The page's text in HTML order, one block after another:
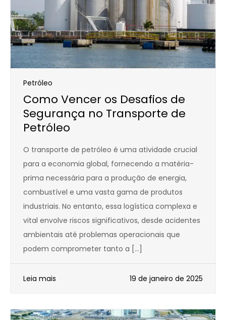
Petróleo
Como Vencer os Desafios de
Segurança no Transporte de
Petróleo
O transporte de petróleo é uma atividade crucial
para a economia global, fornecendo a matéria-
prima necessária para a produção de energia,
combustível e uma vasta gama de produtos
industriais. No entanto, essa logística complexa e
vital envolve riscos significativos, desde acidentes
ambientais até problemas operacionais que
podem comprometer tanto a […]
Leia mais 19 de janeiro de 2025